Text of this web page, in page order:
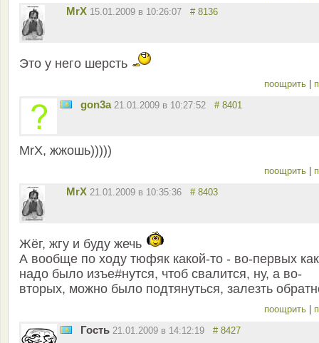
MrX 15.01.2009 в 10:26:07 # 8136
Это у него шерсть
поощрить
gon3a 21.01.2009 в 10:27:52 # 8401
MrX, жжошь)))))
поощрить
MrX 21.01.2009 в 10:35:36 # 8403
Жёг, жгу и буду жечь
А вообще по ходу тюфяк какой-то - во-первых как
надо было изъе#нутся, чтоб свалится, ну, а во-
вторых, можно было подтянуться, залезть
поощрить
Гость 21.01.2009 в 14:12:19 # 8427